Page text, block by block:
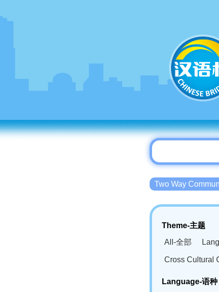
Two Way
Theme-主题
All-全部
Cross Cultural
Language-语种